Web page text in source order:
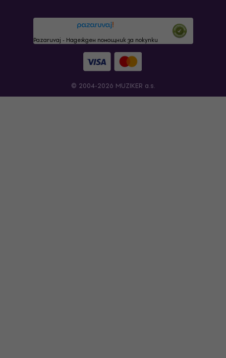
Pazaruvaj - Надежден помощник за покупки
© 2004-2026 MUZIKER a.s.